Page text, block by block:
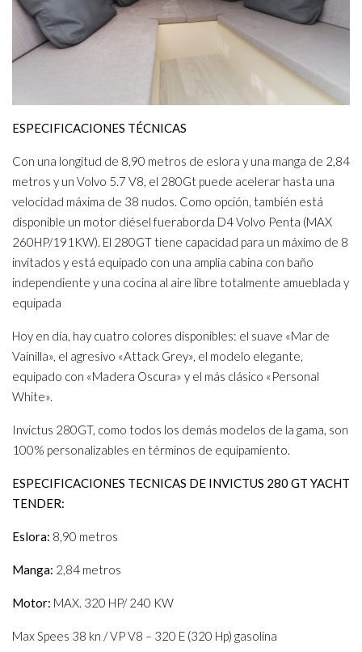
ESPECIFICACIONES TÉCNICAS
Con una longitud de 8,90 metros de eslora y una manga de 2,84
metros y un Volvo 5.7 V8, el 280Gt puede acelerar hasta una
velocidad máxima de 38 nudos. Como opción, también está
disponible un motor diésel fueraborda D4 Volvo Penta (MAX
260HP/191KW). El 280GT tiene capacidad para un máximo de 8
invitados y está equipado con una amplia cabina con baño
independiente y una cocina al aire libre totalmente amueblada y
equipada
Hoy en día, hay cuatro colores disponibles: el suave «Mar de
Vainilla», el agresivo «Attack Grey», el modelo elegante,
equipado con «Madera Oscura» y el más clásico «Personal
White».
Invictus 280GT, como todos los demás modelos de la gama, son
100% personalizables en términos de equipamiento.
ESPECIFICACIONES TECNICAS DE INVICTUS 280 GT YACHT
TENDER:
Eslora: 8,90 metros
Manga: 2,84 metros
Motor: MAX. 320 HP/ 240 KW
Max Spees 38 kn / VP V8 – 320 E (320 Hp) gasolina